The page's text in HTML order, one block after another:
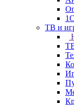
ТВ и